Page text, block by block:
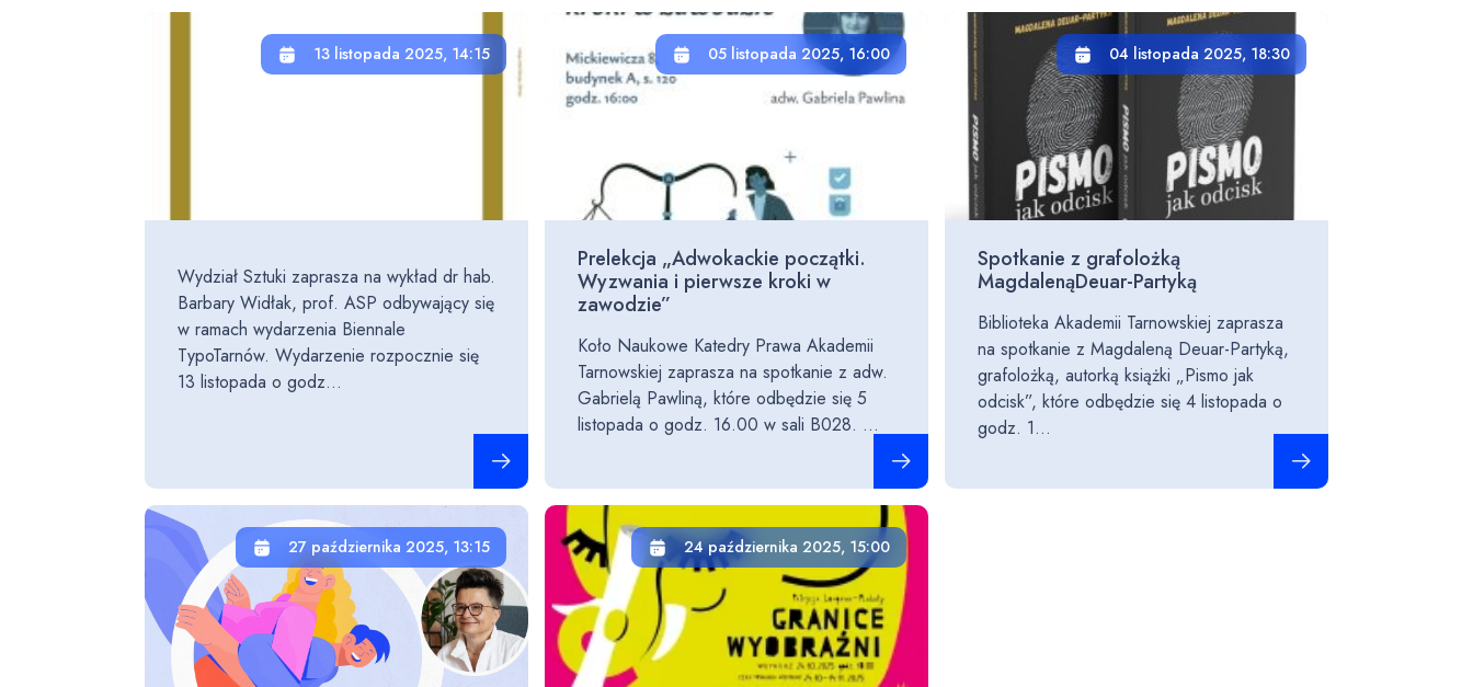
13 listopada 2025, 14:15
Wydział Sztuki zaprasza na wykład dr hab.
Barbary Widłak, prof. ASP odbywający się
w ramach wydarzenia Biennale
TypoTarnów. Wydarzenie rozpocznie się
13 listopada o godz...
05 listopada 2025, 16:00
Prelekcja „Adwokackie początki.
Wyzwania i pierwsze kroki w
zawodzie”
Koło Naukowe Katedry Prawa Akademii
Tarnowskiej zaprasza na spotkanie z adw.
Gabrielą Pawliną, które odbędzie się 5
listopada o godz. 16.00 w sali B028. ...
04 listopada 2025, 18:30
Spotkanie z grafolożką
MagdalenąDeuar-Partyką
Biblioteka Akademii Tarnowskiej zaprasza
na spotkanie z Magdaleną Deuar-Partyką,
grafolożką, autorką książki „Pismo jak
odcisk”, które odbędzie się 4 listopada o
godz. 1...
27 października 2025, 13:15 24 października 2025, 15:00